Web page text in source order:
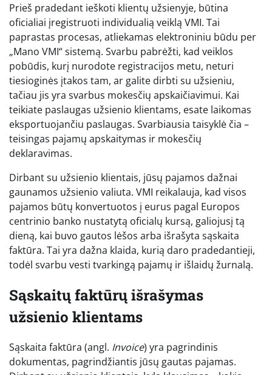
Prieš pradedant ieškoti klientų užsienyje, būtina
oficialiai įregistruoti individualią veiklą VMI. Tai
paprastas procesas, atliekamas elektroniniu būdu per
„Mano VMI“ sistemą. Svarbu pabrėžti, kad veiklos
pobūdis, kurį nurodote registracijos metu, neturi
tiesioginės įtakos tam, ar galite dirbti su užsieniu,
tačiau jis yra svarbus mokesčių apskaičiavimui. Kai
teikiate paslaugas užsienio klientams, esate laikomas
eksportuojančiu paslaugas. Svarbiausia taisyklė čia –
teisingas pajamų apskaitymas ir mokesčių
deklaravimas.
Dirbant su užsienio klientais, jūsų pajamos dažnai
gaunamos užsienio valiuta. VMI reikalauja, kad visos
pajamos būtų konvertuotos į eurus pagal Europos
centrinio banko nustatytą oficialų kursą, galiojusį tą
dieną, kai buvo gautos lėšos arba išrašyta sąskaita
faktūra. Tai yra dažna klaida, kurią daro pradedantieji,
todėl svarbu vesti tvarkingą pajamų ir išlaidų žurnalą.
Sąskaitų faktūrų išrašymas
užsienio klientams
Sąskaita faktūra (angl. Invoice) yra pagrindinis
dokumentas, pagrindžiantis jūsų gautas pajamas.